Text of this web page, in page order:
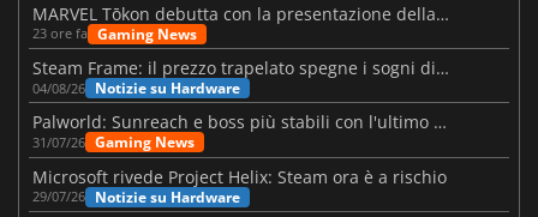
MARVEL Tōkon debutta con la presentazione della roadmap per il primo anno
23 ore fa Gaming News
Steam Frame: il prezzo trapelato spegne i sogni di un VR economico
04/08/26 Notizie su Hardware
Palworld: Sunreach e boss più stabili con l'ultimo update
31/07/26 Gaming News
Microsoft rivede Project Helix: Steam ora è a rischio
29/07/26 Notizie su Hardware